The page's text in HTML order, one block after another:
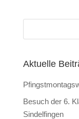
Aktuelle
Besuch der 6.
Sindelfingen